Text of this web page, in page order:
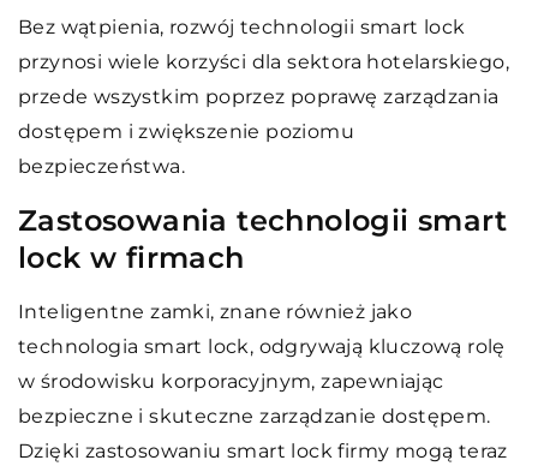
Bez wątpienia, rozwój technologii smart lock
przynosi wiele korzyści dla sektora hotelarskiego,
przede wszystkim poprzez poprawę zarządzania
dostępem i zwiększenie poziomu
bezpieczeństwa.
Zastosowania technologii smart
lock w firmach
Inteligentne zamki, znane również jako
technologia smart lock, odgrywają kluczową rolę
w środowisku korporacyjnym, zapewniając
bezpieczne i skuteczne zarządzanie dostępem.
Dzięki zastosowaniu smart lock firmy mogą teraz